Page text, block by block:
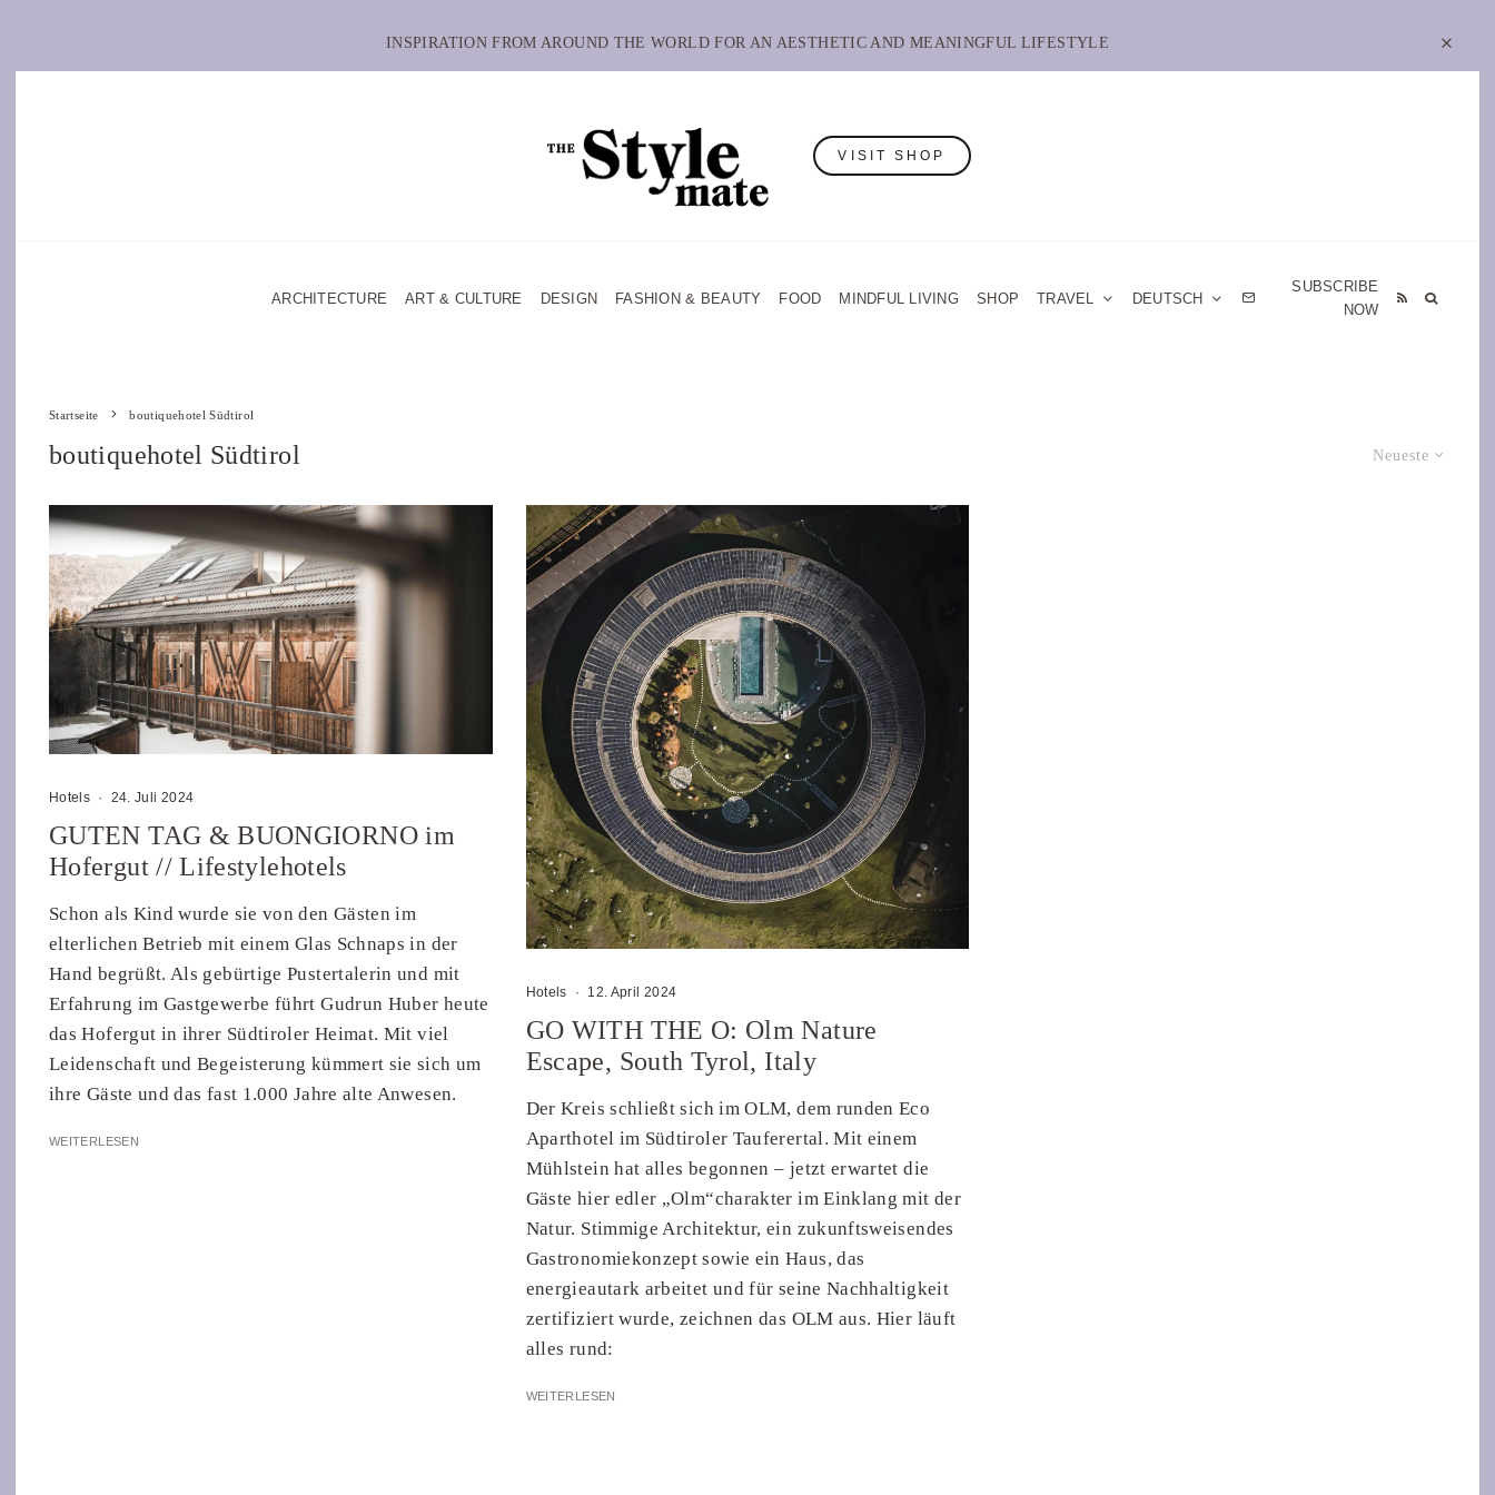
INSPIRATION FROM AROUND THE WORLD FOR AN AESTHETIC AND MEANINGFUL LIFESTYLE
VISIT SHOP
ARCHITECTURE ART & CULTURE DESIGN FASHION & BEAUTY FOOD MINDFUL LIVING SHOP TRAVEL DEUTSCH
SUBSCRIBE
NOW
Startseite boutiquehotel Südtirol
Neueste
boutiquehotel Südtirol
Hotels · 24. Juli 2024
GUTEN TAG & BUONGIORNO im
Hofergut // Lifestylehotels
Schon als Kind wurde sie von den Gästen im
elterlichen Betrieb mit einem Glas Schnaps in der
Hand begrüßt. Als gebürtige Pustertalerin und mit
Erfahrung im Gastgewerbe führt Gudrun Huber heute
das Hofergut in ihrer Südtiroler Heimat. Mit viel
Leidenschaft und Begeisterung kümmert sie sich um
ihre Gäste und das fast 1.000 Jahre alte Anwesen.
WEITERLESEN
Hotels · 12. April 2024
GO WITH THE O: Olm Nature
Escape, South Tyrol, Italy
Der Kreis schließt sich im OLM, dem runden Eco
Aparthotel im Südtiroler Tauferertal. Mit einem
Mühlstein hat alles begonnen – jetzt erwartet die
Gäste hier edler „Olm“charakter im Einklang mit der
Natur. Stimmige Architektur, ein zukunftsweisendes
Gastronomiekonzept sowie ein Haus, das
energieautark arbeitet und für seine Nachhaltigkeit
zertifiziert wurde, zeichnen das OLM aus. Hier läuft
alles rund:
WEITERLESEN